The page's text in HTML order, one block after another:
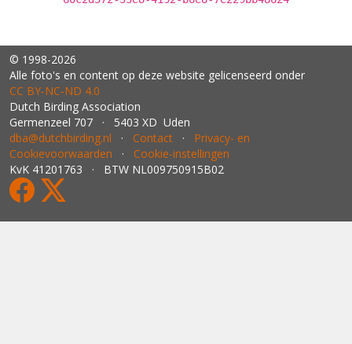
© 1998-2026
Alle foto's en content op deze website gelicenseerd onder
CC BY‑NC‑ND 4.0
Dutch Birding Association
Germenzeel 707 · 5403 XD Uden
dba@dutchbirding.nl · Contact · Privacy- en
Cookievoorwaarden · Cookie-instellingen
KvK 41201763 · BTW NL009750915B02